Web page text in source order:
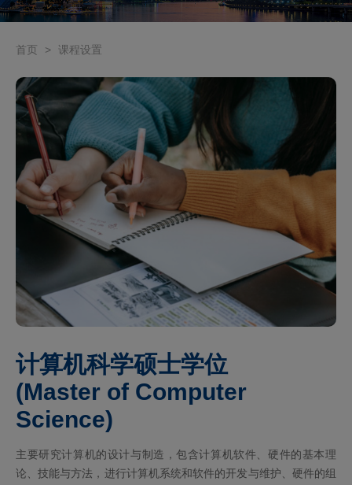
首页 > 课程设置
计算机科学硕士学位
(Master of Computer
Science)
主要研究计算机的设计与制造，包含计算机软件、硬件的基本理
论、技能与方法，进行计算机系统和软件的开发与维护、硬件的组